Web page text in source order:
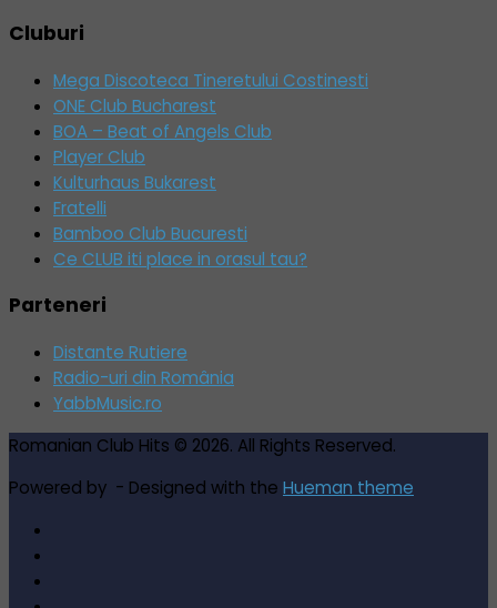
Cluburi
Mega Discoteca Tineretului Costinesti
ONE Club Bucharest
BOA – Beat of Angels Club
Player Club
Kulturhaus Bukarest
Fratelli
Bamboo Club Bucuresti
Ce CLUB iti place in orasul tau?
Parteneri
Distante Rutiere
Radio-uri din România
YabbMusic.ro
Romanian Club Hits © 2026. All Rights Reserved.
Powered by - Designed with the Hueman theme